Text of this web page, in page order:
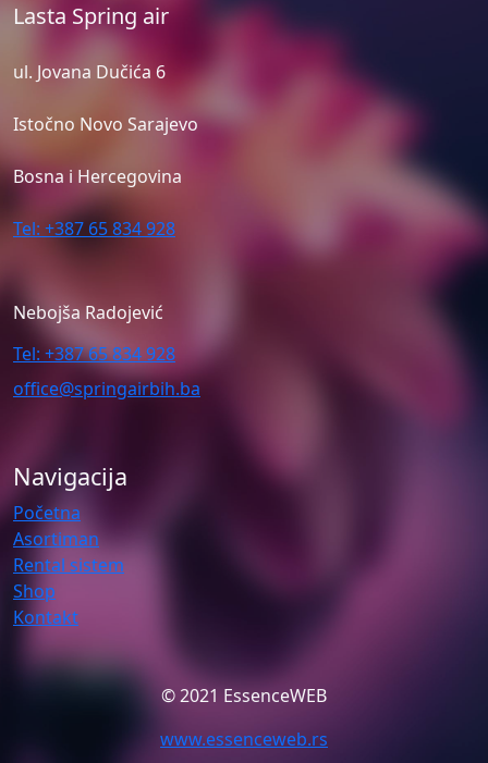
Lasta Spring air
ul. Jovana Dučića 6
Istočno Novo Sarajevo
Bosna i Hercegovina
Tel: +387 65 834 928
Nebojša Radojević
Tel: +387 65 834 928
office@springairbih.ba
Navigacija
Početna
Asortiman
Rental sistem
Shop
Kontakt
© 2021 EssenceWEB
www.essenceweb.rs